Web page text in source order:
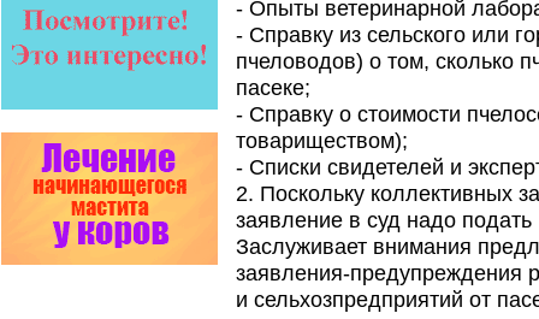
Он обеспечивает
безупречную чистоту улья,
или древесного дупла, где…
очень сложно приходится
конкурентным препаратам
- они просто не
выдерживают конкуренцию
ни по цене,…
Язык танцев и звуков
Пчелы общаются с
помощью языка танцев и
- Опыты ветеринарной
- Справку из сельского или
пчеловодов) о том, сколько
пасеке;
- Справку о стоимости
товариществом);
- Списки свидетелей и
2. Поскольку коллективных
заявление в суд надо
Заслуживает внимания
заявления-предупреждения
и сельхозпредприятий от